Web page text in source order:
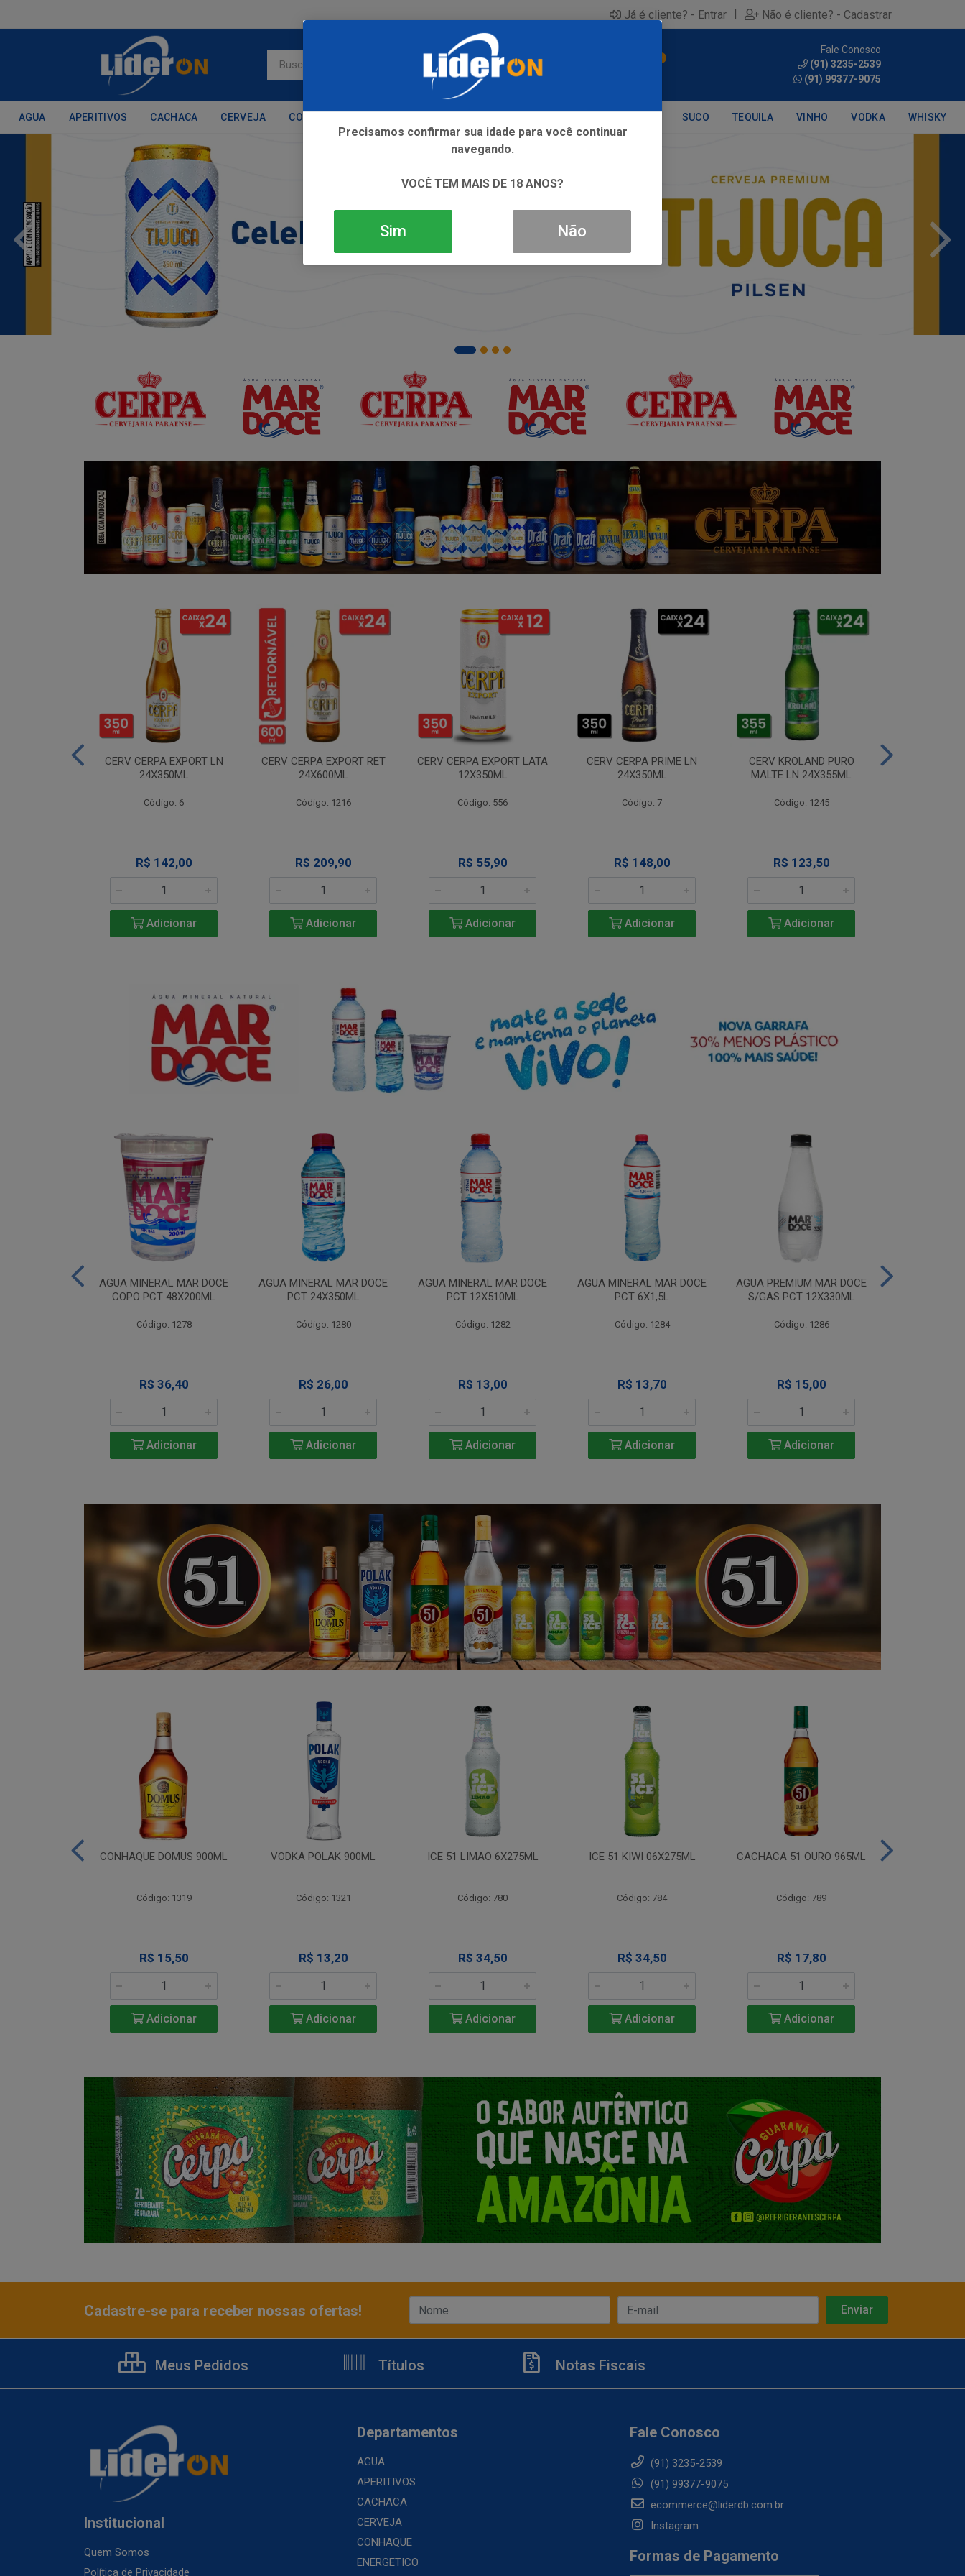
Já é cliente? - Entrar | Não é cliente? - Cadastrar
Fale Conosco
(91) 3235-2539
(91) 99377-9075
AGUA APERITIVOS CACHACA CERVEJA CONHAQUE SUCO TEQUILA VINHO VODKA WHISKY
CERV CERPA EXPORT LN
24X350ML
Código: 6
R$ 142,00
Adicionar
CERV CERPA EXPORT RET
24X600ML
Código: 1216
R$ 209,90
Adicionar
CERV CERPA EXPORT LATA
12X350ML
Código: 556
R$ 55,90
Adicionar
CERV CERPA PRIME LN
24X350ML
Código: 7
R$ 148,00
Adicionar
CERV KROLAND PURO
MALTE LN 24X355ML
Código: 1245
R$ 123,50
Adicionar
AGUA MINERAL MAR DOCE
COPO PCT 48X200ML
Código: 1278
R$ 36,40
Adicionar
AGUA MINERAL MAR DOCE
PCT 24X350ML
Código: 1280
R$ 26,00
Adicionar
AGUA MINERAL MAR DOCE
PCT 12X510ML
Código: 1282
R$ 13,00
Adicionar
AGUA MINERAL MAR DOCE
PCT 6X1,5L
Código: 1284
R$ 13,70
Adicionar
AGUA PREMIUM MAR DOCE
S/GAS PCT 12X330ML
Código: 1286
R$ 15,00
Adicionar
CONHAQUE DOMUS 900ML
Código: 1319
R$ 15,50
Adicionar
VODKA POLAK 900ML
Código: 1321
R$ 13,20
Adicionar
ICE 51 LIMAO 6X275ML
Código: 780
R$ 34,50
Adicionar
ICE 51 KIWI 06X275ML
Código: 784
R$ 34,50
Adicionar
CACHACA 51 OURO 965ML
Código: 789
R$ 17,80
Adicionar
Cadastre-se para receber nossas ofertas!
Meus Pedidos Títulos Notas Fiscais
Institucional
Quem Somos
Política de Privacidade
Departamentos
AGUA
APERITIVOS
CACHACA
CERVEJA
CONHAQUE
ENERGETICO
Fale Conosco
(91) 3235-2539
(91) 99377-9075
ecommerce@liderdb.com.br
Instagram
Formas de Pagamento
Precisamos confirmar sua idade para você continuar
navegando.
VOCÊ TEM MAIS DE 18 ANOS?
Sim Não